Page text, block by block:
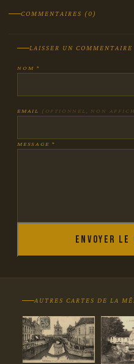
COMMENTAIRES (0)
LAISSER UN COMMENTAIRE
NOM *
EMAIL (OPTIONNEL, NON
MESSAGE *
Envoyer le
AUTRES CARTES DE LA